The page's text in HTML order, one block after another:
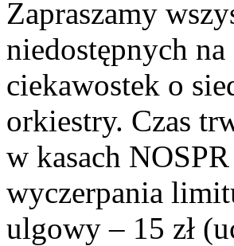
Zapraszamy
niedostępnych
ciekawostek o
orkiestry. Czas
w kasach
wyczerpania
ulgowy – 15 zł